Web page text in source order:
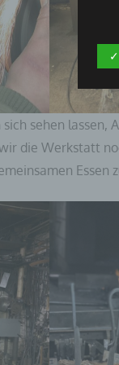
sehen lassen,
die Werkstatt
Essen